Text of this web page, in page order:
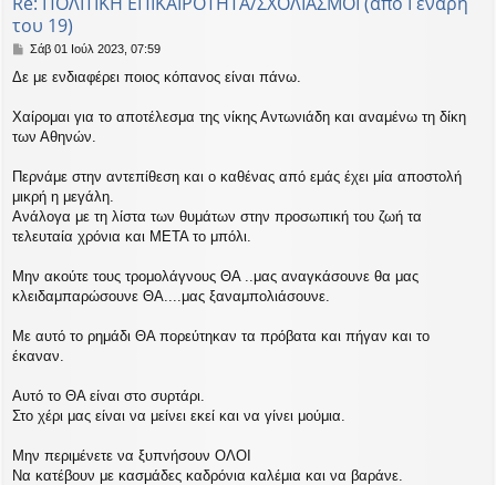
του 19)
Δ
μ
σ
ί
σ
η
Σάβ 01 Ιούλ 2023, 07:59
Δε με ενδιαφέρει ποιος κόπανος είναι πάνω.
Χαίρομαι για το αποτέλεσμα της νίκης Αντωνιάδη και αναμένω τη δίκη
των Αθηνών.
Περνάμε στην αντεπίθεση και ο καθένας από εμάς έχει μία αποστολή
μικρή η μεγάλη.
Ανάλογα με τη λίστα των θυμάτων στην προσωπική του ζωή τα
τελευταία χρόνια και ΜΕΤΑ το μπόλι.
Μην ακούτε τους τρομολάγνους ΘΑ ..μας αναγκάσουνε θα μας
κλειδαμπαρώσουνε ΘΑ....μας ξαναμπολιάσουνε.
Με αυτό το ρημάδι ΘΑ πορεύτηκαν τα πρόβατα και πήγαν και το
έκαναν.
Αυτό το ΘΑ είναι στο συρτάρι.
Στο χέρι μας είναι να μείνει εκεί και να γίνει μούμια.
Μην περιμένετε να ξυπνήσουν ΟΛΟΙ
Να κατέβουν με κασμάδες καδρόνια καλέμια και να βαράνε.